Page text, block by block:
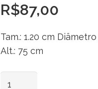
R$87,00
Tam.: 1.20 cm Diâmetro
Alt.: 75 cm